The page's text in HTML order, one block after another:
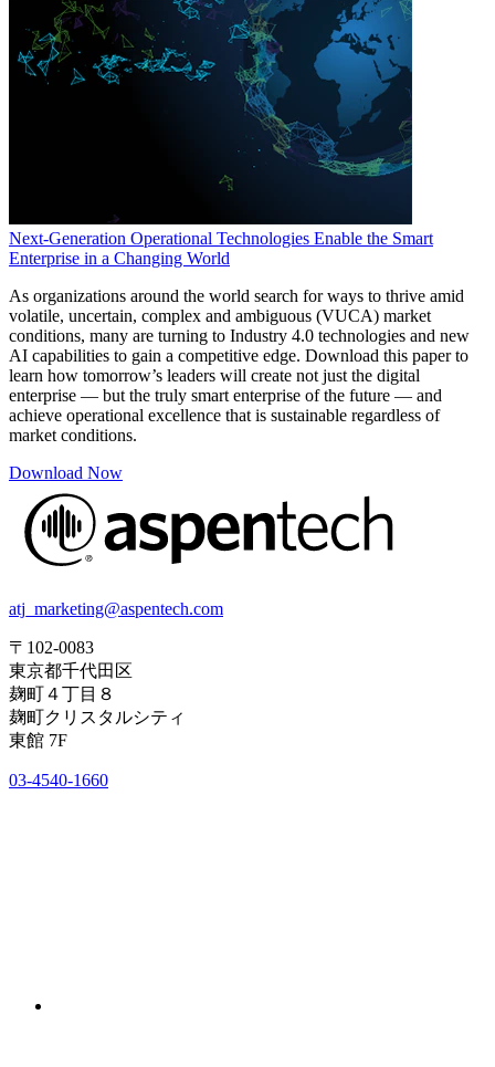
Next-Generation Operational Technologies Enable the Smart
Enterprise in a Changing World
As organizations around the world search for ways to thrive amid
volatile, uncertain, complex and ambiguous (VUCA) market
conditions, many are turning to Industry 4.0 technologies and new
AI capabilities to gain a competitive edge. Download this paper to
learn how tomorrow’s leaders will create not just the digital
enterprise — but the truly smart enterprise of the future — and
achieve operational excellence that is sustainable regardless of
market conditions.
Download Now
atj_marketing@aspentech.com
〒102-0083
東京都千代田区
麹町４丁目８
麹町クリスタルシティ
東館 7F
03-4540-1660